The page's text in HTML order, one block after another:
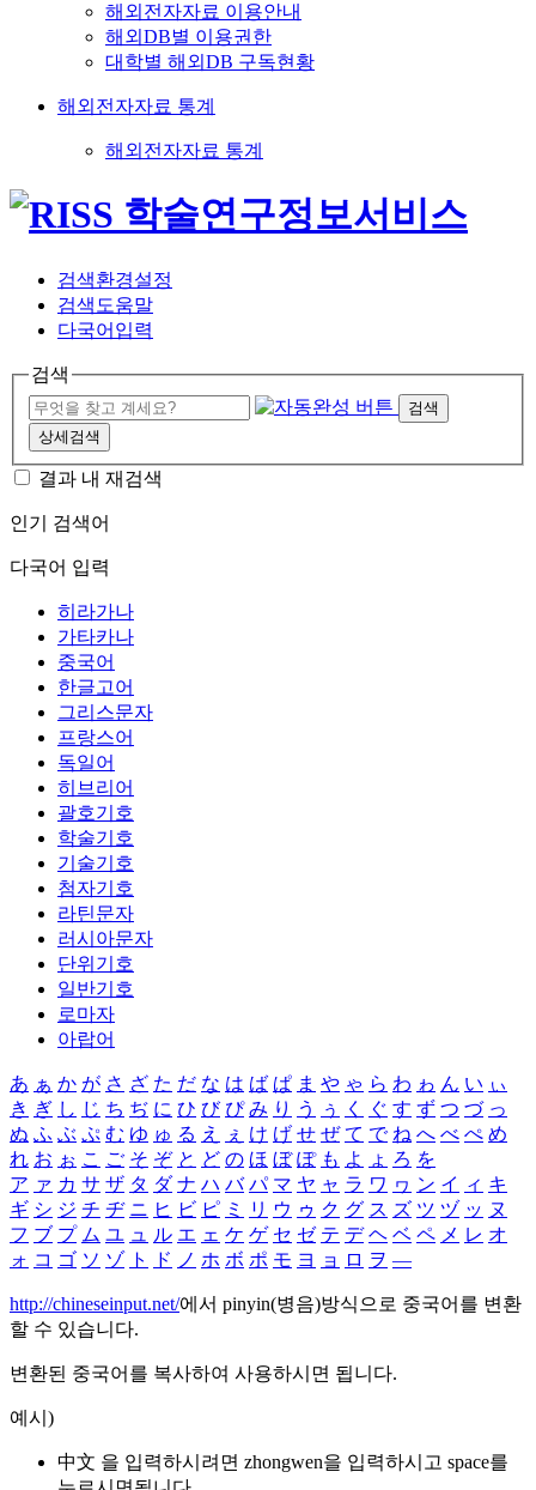
해외전자자료 이용안내
해외DB별 이용권한
대학별 해외DB 구독현황
해외전자자료 통계
해외전자자료 통계
검색환경설정
검색도움말
다국어입력
검색
검색
상세검색
결과 내 재검색
인기 검색어
다국어 입력
히라가나
가타카나
중국어
한글고어
그리스문자
프랑스어
독일어
히브리어
괄호기호
학술기호
기술기호
첨자기호
라틴문자
러시아문자
단위기호
일반기호
로마자
아랍어
あ ぁ か が さ ざ た だ な は ば ぱ ま や ゃ ら わ ゎ ん い ぃ
き ぎ し じ ち ぢ に ひ び ぴ み り う ぅ く ぐ す ず つ づ っ
ぬ ふ ぶ ぷ む ゆ ゅ る え ぇ け げ せ ぜ て で ね へ べ ぺ め
れ お ぉ こ ご そ ぞ と ど の ほ ぼ ぽ も よ ょ ろ を
ア ァ カ サ ザ タ ダ ナ ハ バ パ マ ヤ ャ ラ ワ ヮ ン イ ィ キ
ギ シ ジ チ ヂ ニ ヒ ビ ピ ミ リ ウ ゥ ク グ ス ズ ツ ヅ ッ ヌ
フ ブ プ ム ユ ュ ル エ ェ ケ ゲ セ ゼ テ デ ヘ ベ ペ メ レ オ
ォ コ ゴ ソ ゾ ト ド ノ ホ ボ ポ モ ヨ ョ ロ ヲ ―
http://chineseinput.net/에서 pinyin(병음)방식으로 중국어를 변환
할 수 있습니다.
변환된 중국어를 복사하여 사용하시면 됩니다.
예시)
中文 을 입력하시려면 zhongwen을 입력하시고 space를